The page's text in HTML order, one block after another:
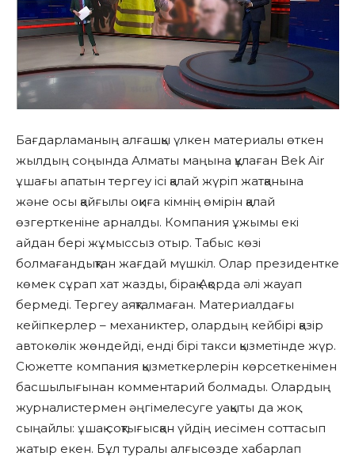
Бағдарламаның алғашқы үлкен материалы өткен
жылдың соңында Алматы маңына құлаған Bek Air
ұшағы апатын тергеу ісі қалай жүріп жатқанына
және осы қайғылы оқиға кімнің өмірін қалай
өзгерткеніне арналды. Компания ұжымы екі
айдан бері жұмыссыз отыр. Табыс көзі
болмағандықтан жағдай мүшкіл. Олар президентке
көмек сұрап хат жазды, бірақ Ақорда әлі жауап
бермеді. Тергеу аяқталмаған. Материалдағы
кейіпкерлер – механиктер, олардың кейбірі қазір
автокөлік жөндейді, енді бірі такси қызметінде жүр.
Сюжетте компания қызметкерлерін көрсеткенімен
басшылығынан комментарий болмады. Олардың
журналистермен әңгімелесуге уақыты да жоқ
сыңайлы: ұшақ соқтығысқан үйдің иесімен соттасып
жатыр екен. Бұл туралы алғысөзде хабарлап